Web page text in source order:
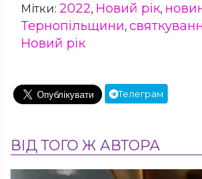
Мітки: 2022, Новий рік,
Тернопільщини,
Новий рік
Телеграм
ВІД ТОГО Ж АВТОРА